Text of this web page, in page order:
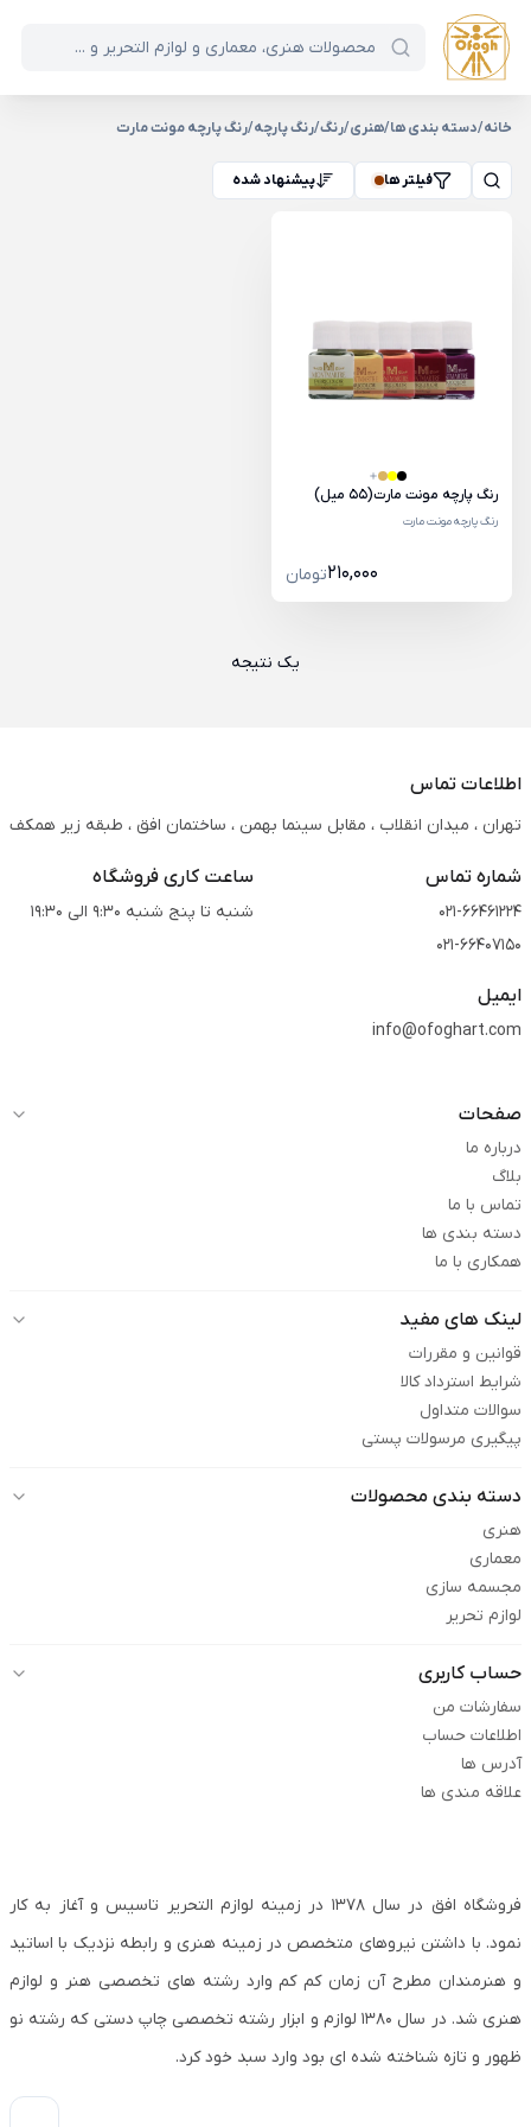
خانه/دسته بندی ها/هنری/رنگ/رنگ پارچه/رنگ پارچه مونت مارت
فیلتر ها پیشنهاد شده
رنگ پارچه مونت مارت(55 میل)
رنگ پارچه مونت مارت
210,000تومان
یک نتیجه
اطلاعات تماس
تهران ، میدان انقلاب ، مقابل سینما بهمن ، ساختمان افق ، طبقه زیر همکف
شماره تماس
021-66461224
021-66407150
ساعت کاری فروشگاه
شنبه تا پنج شنبه 9:30 الی 19:30
ایمیل
info@ofoghart.com
صفحات
درباره ما
بلاگ
تماس با ما
دسته بندی ها
همکاری با ما
لینک های مفید
قوانین و مقررات
شرایط استرداد کالا
سوالات متداول
پیگیری مرسولات پستی
دسته بندی محصولات
هنری
معماری
مجسمه سازی
لوازم تحریر
حساب کاربری
سفارشات من
اطلاعات حساب
آدرس ها
علاقه مندی ها
فروشگاه افق در سال ۱۳۷۸ در زمینه لوازم التحریر تاسیس و آغاز به کار
نمود. با داشتن نیروهای متخصص در زمینه هنری و رابطه نزدیک با اساتید
و هنرمندان مطرح آن زمان کم کم وارد رشته های تخصصی هنر و لوازم
هنری شد. در سال ۱۳۸۰ لوازم و ابزار رشته تخصصی چاپ دستی که رشته نو
ظهور و تازه شناخته شده ای بود وارد سبد خود کرد.